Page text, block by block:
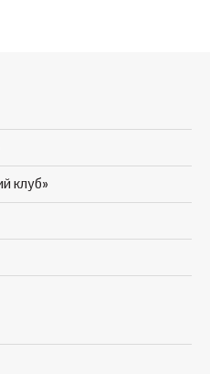
клуб»